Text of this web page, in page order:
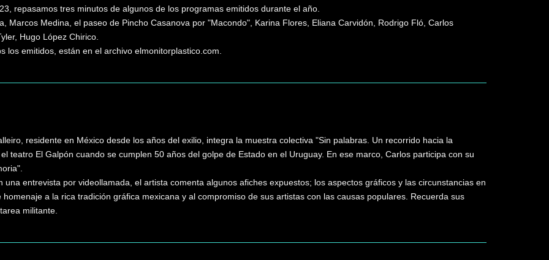
repasamos tres minutos de algunos de los programas emitidos durante el año.
Marcos Medina, el paseo de Pincho Casanova por "Macondo", Karina Flores, Eliana Carvidón, Rodrigo Fló, Carlos
Hugo López Chirico.
los emitidos, están en el archivo elmonitorplastico.com.
residente en México desde los años del exilio, integra la muestra colectiva "Sin palabras. Un recorrido hacia la
teatro El Galpón cuando se cumplen 50 años del golpe de Estado en el Uruguay. En ese marco, Carlos participa con su
una entrevista por videollamada, el artista comenta algunos afiches expuestos; los aspectos gráficos y las circunstancias en
a la rica tradición gráfica mexicana y al compromiso de sus artistas con las causas populares. Recuerda sus
militante.